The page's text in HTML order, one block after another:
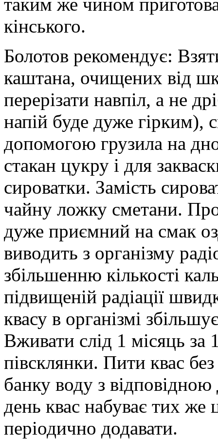
кінського.
Болотов рекомендує:
каштана, очищених від
перерізати навпіл, а не
напій буде дуже гірким),
допомогою грузила на
стакан цукру і для
сироватки. Замість
чайну ложку сметани.
дуже приємний на смак
виводить з організму
збільшенню кількості
підвищеній радіації
квасу в організмі
Вживати слід 1 місяць за
півсклянки. Пити квас
банку воду з
день квас набуває тих же
періодично додавати.